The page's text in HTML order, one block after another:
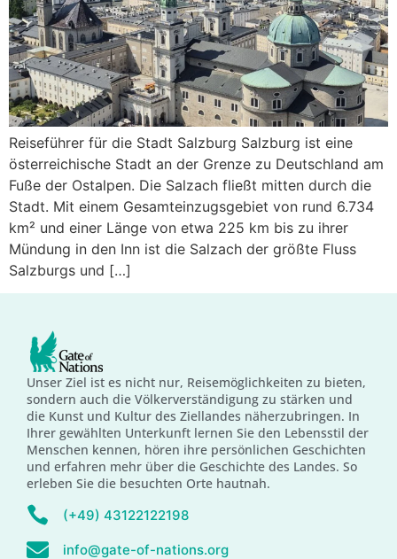
Reiseführer für die Stadt Salzburg Salzburg ist eine
österreichische Stadt an der Grenze zu Deutschland am
Fuße der Ostalpen. Die Salzach fließt mitten durch die
Stadt. Mit einem Gesamteinzugsgebiet von rund 6.734
km² und einer Länge von etwa 225 km bis zu ihrer
Mündung in den Inn ist die Salzach der größte Fluss
Salzburgs und […]
Unser Ziel ist es nicht nur, Reisemöglichkeiten zu bieten,
sondern auch die Völkerverständigung zu stärken und
die Kunst und Kultur des Ziellandes näherzubringen. In
Ihrer gewählten Unterkunft lernen Sie den Lebensstil der
Menschen kennen, hören ihre persönlichen Geschichten
und erfahren mehr über die Geschichte des Landes. So
erleben Sie die besuchten Orte hautnah.
(+49) 43122122198
info@gate-of-nations.org